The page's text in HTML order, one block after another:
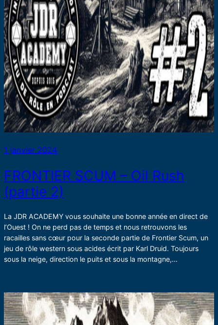
1 janvier 2024
FRONTIER SCUM – Oil Rush
(partie 2)
La JDR ACADEMY vous souhaite une bonne année en direct de
l’Ouest ! On ne perd pas de temps et nous retrouvons les
racailles sans cœur pour la seconde partie de Frontier Scum, un
jeu de rôle western sous acides écrit par Karl Druid. Toujours
sous la neige, direction le puits et sous la montagne,…